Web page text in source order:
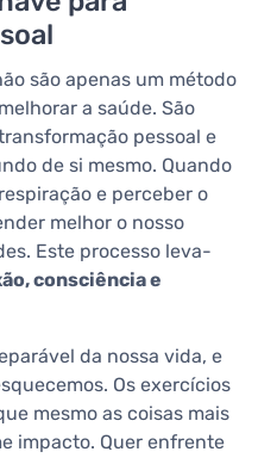
são apenas um método
a saúde. São
pessoal e
de si mesmo. Quando
e perceber o
melhor o nosso
Este processo leva-
consciência e
da nossa vida, e
Os exercícios
mesmo as coisas mais
impacto. Quer enfrente